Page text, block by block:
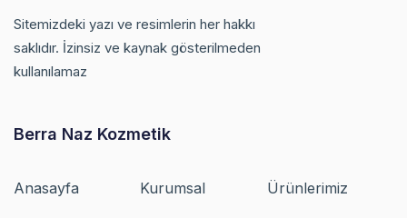
Sitemizdeki yazı ve resimlerin her hakkı
saklıdır. İzinsiz ve kaynak gösterilmeden
kullanılamaz
Berra Naz Kozmetik
Anasayfa Kurumsal Ürünlerimiz